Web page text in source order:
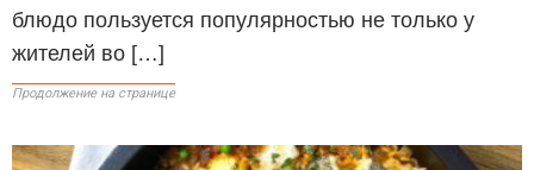
блюдо пользуется популярностью не только у
жителей во […]
Продолжение на странице